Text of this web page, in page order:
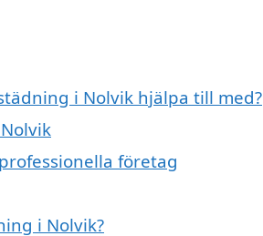
i Nolvik hjälpa till med?
företag
i Nolvik?